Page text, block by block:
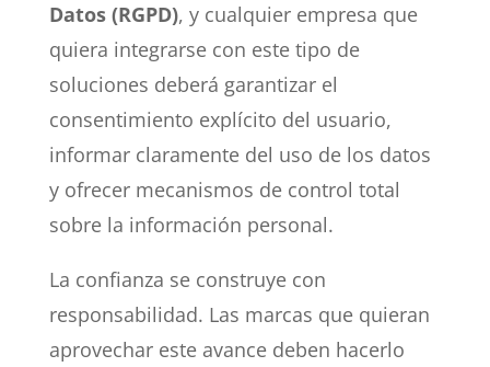
Datos (RGPD), y cualquier empresa que
quiera integrarse con este tipo de
soluciones deberá garantizar el
consentimiento explícito del usuario,
informar claramente del uso de los datos
y ofrecer mecanismos de control total
sobre la información personal.
La confianza se construye con
responsabilidad. Las marcas que quieran
aprovechar este avance deben hacerlo